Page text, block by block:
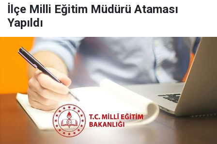
İlçe Milli Eğitim Müdürü Ataması
Yapıldı